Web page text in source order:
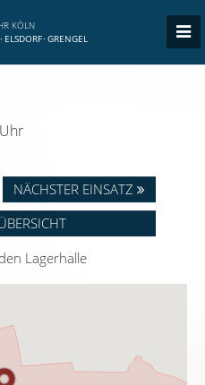
KÖLN
· ELSDORF· GRENGEL
NÄCHSTER EINSATZ
Lagerhalle